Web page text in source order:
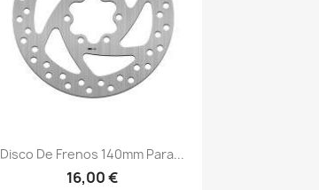
Vista rápida
Disco De Frenos 140mm Para...
16,00 €